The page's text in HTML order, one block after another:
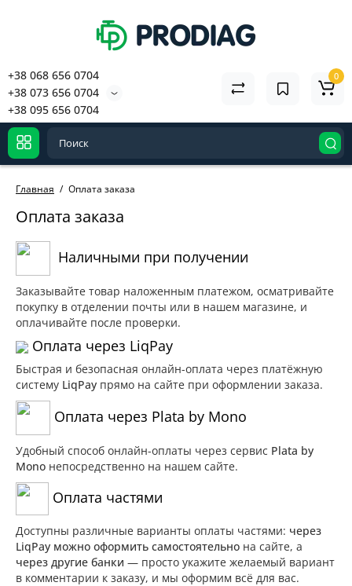
+38 068 656 0704
+38 073 656 0704
+38 095 656 0704
0
Главная Оплата заказа
Оплата заказа
Наличными при получении
Заказывайте товар наложенным платежом, осматривайте
покупку в отделении почты или в нашем магазине, и
оплачивайте после проверки.
Оплата через LiqPay
Быстрая и безопасная онлайн-оплата через платёжную
систему LiqPay прямо на сайте при оформлении заказа.
Оплата через Plata by Mono
Удобный способ онлайн-оплаты через сервис Plata by
Mono непосредственно на нашем сайте.
Оплата частями
Доступны различные варианты оплаты частями: через
LiqPay можно оформить самостоятельно на сайте, а
через другие банки — просто укажите желаемый вариант
в комментарии к заказу, и мы оформим всё для вас.